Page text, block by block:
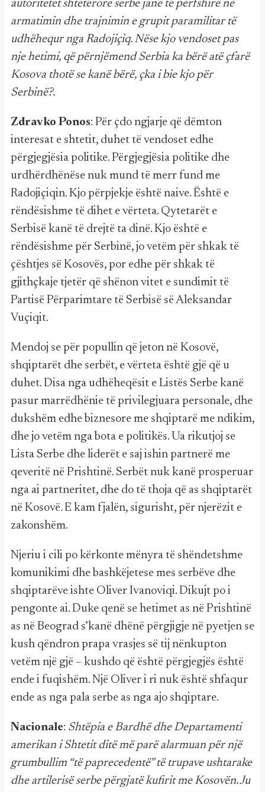
autoritetet shtetërore serbe janë të përfshirë në
armatimin dhe trajnimin e grupit paramilitar të
udhëhequr nga Radojiçiq. Nëse kjo vendoset pas
nje hetimi, që përnjëmend Serbia ka bërë atë çfarë
Kosova thotë se kanë bërë, çka i bie kjo për
Serbinë?.
Zdravko Ponos: Për çdo ngjarje që dëmton
interesat e shtetit, duhet të vendoset edhe
përgjegjësia politike. Përgjegjësia politike dhe
urdhërdhënëse nuk mund të merr fund me
Radojiçiqin. Kjo përpjekje është naive. Është e
rëndësishme të dihet e vërteta. Qytetarët e
Serbisë kanë të drejtë ta dinë. Kjo është e
rëndësishme për Serbinë, jo vetëm për shkak të
çështjes së Kosovës, por edhe për shkak të
gjithçkaje tjetër që shënon vitet e sundimit të
Partisë Përparimtare të Serbisë së Aleksandar
Vuçiqit.
Mendoj se për popullin që jeton në Kosovë,
shqiptarët dhe serbët, e vërteta është gjë që u
duhet. Disa nga udhëheqësit e Listës Serbe kanë
pasur marrëdhënie të privilegjuara personale, dhe
dukshëm edhe biznesore me shqiptarë me ndikim,
dhe jo vetëm nga bota e politikës. Ua rikutjoj se
Lista Serbe dhe liderët e saj ishin partnerë me
qeveritë në Prishtinë. Serbët nuk kanë prosperuar
nga ai partneritet, dhe do të thoja që as shqiptarët
në Kosovë. E kam fjalën, sigurisht, për njerëzit e
zakonshëm.
Njeriu i cili po kërkonte mënyra të shëndetshme
komunikimi dhe bashkëjetese mes serbëve dhe
shqiptarëve ishte Oliver Ivanoviqi. Dikujt po i
pengonte ai. Duke qenë se hetimet as në Prishtinë
as në Beograd s’kanë dhënë përgjigje në pyetjen se
kush qëndron prapa vrasjes së tij nënkupton
vetëm një gjë – kushdo që është përgjegjës është
ende i fuqishëm. Një Oliver i ri nuk është shfaqur
ende as nga pala serbe as nga ajo shqiptare.
Nacionale: Shtëpia e Bardhë dhe Departamenti
amerikan i Shtetit ditë më parë alarmuan për një
grumbullim “të paprecedentë” të trupave ushtarake
dhe artilerisë serbe përgjatë kufirit me Kosovën. Ju